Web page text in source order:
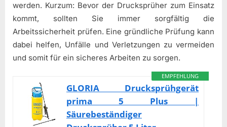
werden. Kurzum: Bevor der Drucksprüher zum Einsatz
kommt, sollten Sie immer sorgfältig die
Arbeitssicherheit prüfen. Eine gründliche Prüfung kann
dabei helfen, Unfälle und Verletzungen zu vermeiden
und somit für ein sicheres Arbeiten zu sorgen.
EMPFEHLUNG
GLORIA Drucksprühgerät
prima 5 Plus |
Säurebeständiger